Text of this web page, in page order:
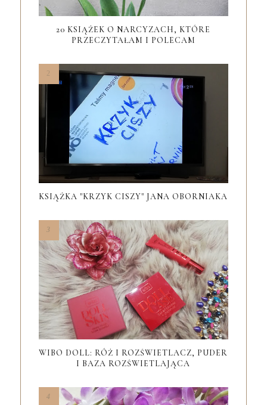
20 KSIĄŻEK O NARCYZACH, KTÓRE
PRZECZYTAŁAM I POLECAM
KSIĄŻKA "KRZYK CISZY" JANA OBORNIAKA
WIBO DOLL: RÓŻ I ROZŚWIETLACZ, PUDER
I BAZA ROZŚWIETLAJĄCA